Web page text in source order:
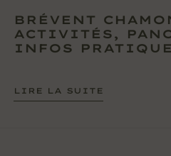
BRÉVENT
ACTIVITÉS,
INFOS
LIRE LA SUITE